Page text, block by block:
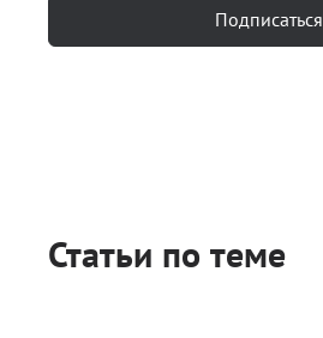
Подписаться
Статьи по теме